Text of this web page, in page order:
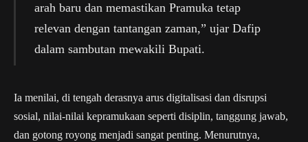
arah baru dan memastikan Pramuka tetap
relevan dengan tantangan zaman,” ujar Dafip
dalam sambutan mewakili Bupati.
Ia menilai, di tengah derasnya arus digitalisasi dan disrupsi
sosial, nilai-nilai kepramukaan seperti disiplin, tanggung jawab,
dan gotong royong menjadi sangat penting. Menurutnya,